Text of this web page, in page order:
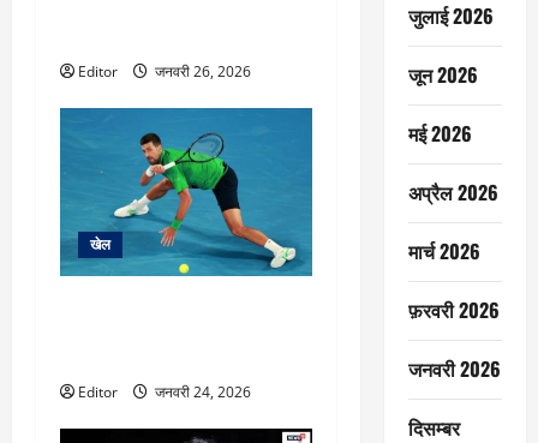
Editor जनवरी 26, 2026
खेल
Editor जनवरी 24, 2026
जुलाई 2026
जून 2026
मई 2026
अप्रैल 2026
मार्च 2026
फ़रवरी 2026
जनवरी 2026
दिसम्बर